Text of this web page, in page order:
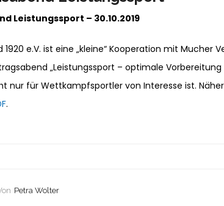
Leistungssport – 30.10.2019
1920 e.V. ist eine „kleine“ Kooperation mit Mucher
„Leistungssport – optimale
nur für Wettkampfsportler von Interesse ist.
.
Petra Wolter